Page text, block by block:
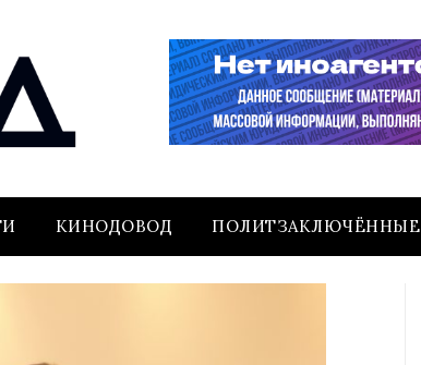
КИНОДОВОД ПОЛИТЗАКЛЮЧЁННЫЕ